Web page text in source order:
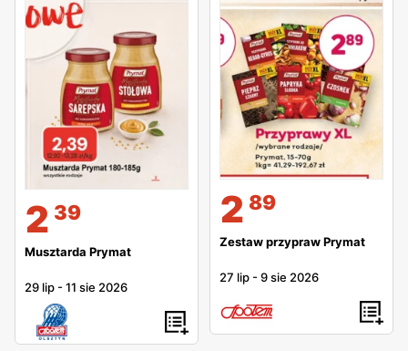
2 39
Musztarda Prymat
29 lip -11 sie 2026
2 89
Zestaw przypraw Prymat
27 lip -9 sie 2026